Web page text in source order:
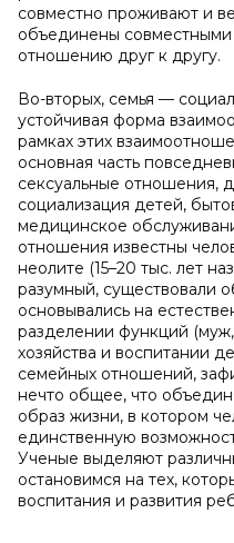
совместно проживают и
объединены
отношению друг к другу.
Во-вторых, семья —
устойчивая форма
рамках этих
основная часть
сексуальные отношения,
социализация детей,
медицинское
отношения известны
неолите (15–20 тыс. лет
разумный, существовали
основывались на
разделении функций
хозяйства и воспитании
семейных отношений,
нечто общее, что
образ жизни, в котором
единственную
Ученые выделяют
остановимся на тех,
воспитания и развития